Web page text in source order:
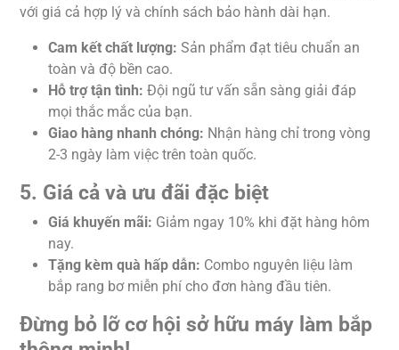
với giá cả hợp lý và chính sách bảo hành dài hạn.
Cam kết chất lượng: Sản phẩm đạt tiêu chuẩn an
toàn và độ bền cao.
Hỗ trợ tận tình: Đội ngũ tư vấn sẵn sàng giải đáp
mọi thắc mắc của bạn.
Giao hàng nhanh chóng: Nhận hàng chỉ trong vòng
2-3 ngày làm việc trên toàn quốc.
5. Giá cả và ưu đãi đặc biệt
Giá khuyến mãi: Giảm ngay 10% khi đặt hàng hôm
nay.
Tặng kèm quà hấp dẫn: Combo nguyên liệu làm
bắp rang bơ miễn phí cho đơn hàng đầu tiên.
Đừng bỏ lỡ cơ hội sở hữu máy làm bắp